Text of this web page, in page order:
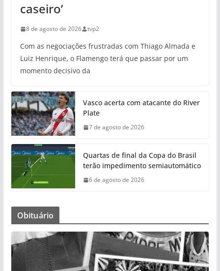
caseiro’
8 de agosto de 2026 tvp2
Com as negociações frustradas com Thiago Almada e
Luiz Henrique, o Flamengo terá que passar por um
momento decisivo da
Vasco acerta com atacante do River
Plate
7 de agosto de 2026
Quartas de final da Copa do Brasil
terão impedimento semiautomático
6 de agosto de 2026
Obituário